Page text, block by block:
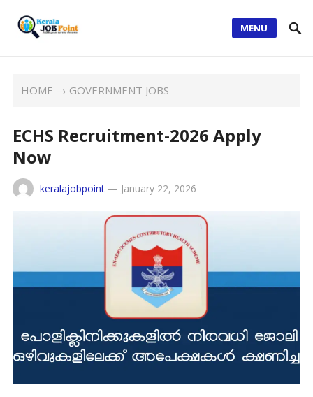
MENU
HOME → GOVERNMENT JOBS
ECHS Recruitment-2026 Apply
Now
keralajobpoint— January 22, 2026